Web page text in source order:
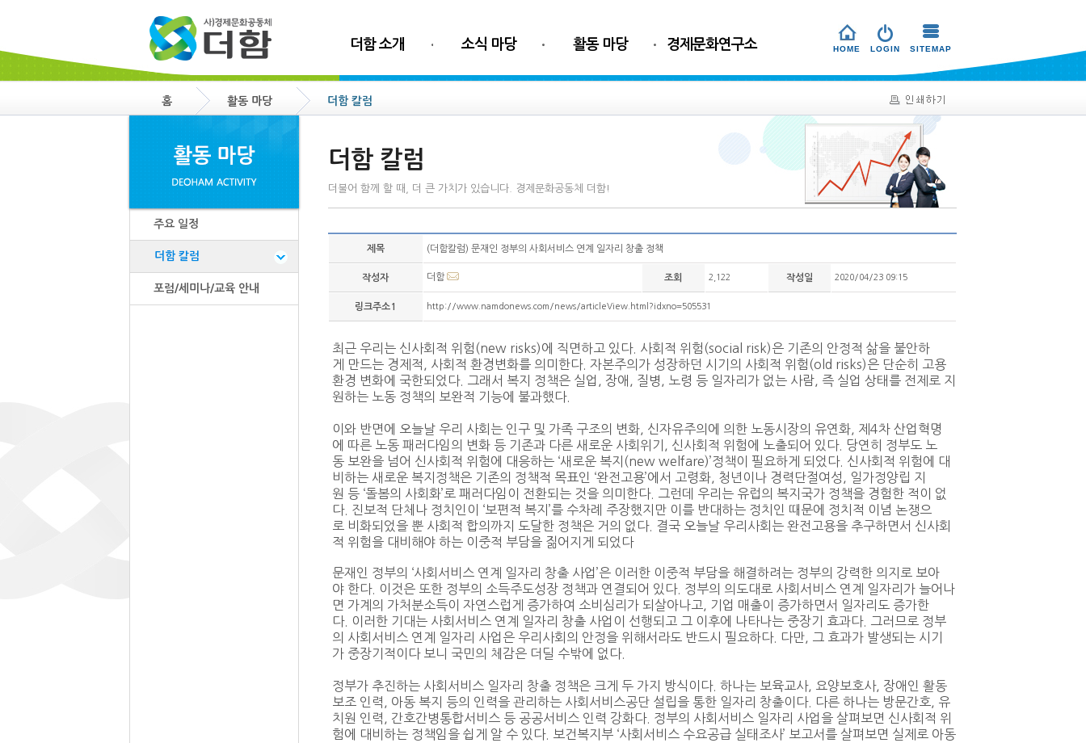
HOME LOGIN SITEMAP
더함 소개 소식 마당 활동 마당 경제문화연구소
홈 활동 마당 더함 칼럼
주요 일정
더함 칼럼
포럼/세미나/교육 안내
더함 칼럼
더불어 함께 할 때, 더 큰 가치가 있습니다. 경제문화공동체 더함!
제목 (더함칼럼) 문재인 정부의 사회서비스 연계 일자리 창출 정책
작성자 더함 조회 2,122 작성일 2020/04/23 09:15
링크주소1 http://www.namdonews.com/news/articleView.html?idxno=505531
최근 우리는 신사회적 위험(new risks)에 직면하고 있다. 사회적 위험(social risk)은 기존의 안정적 삶을 불안하
게 만드는 경제적, 사회적 환경변화를 의미한다. 자본주의가 성장하던 시기의 사회적 위험(old risks)은 단순히 고용
환경 변화에 국한되었다. 그래서 복지 정책은 실업, 장애, 질병, 노령 등 일자리가 없는 사람, 즉 실업 상태를 전제로 지
원하는 노동 정책의 보완적 기능에 불과했다.
이와 반면에 오늘날 우리 사회는 인구 및 가족 구조의 변화, 신자유주의에 의한 노동시장의 유연화, 제4차 산업혁명
에 따른 노동 패러다임의 변화 등 기존과 다른 새로운 사회위기, 신사회적 위험에 노출되어 있다. 당연히 정부도 노
동 보완을 넘어 신사회적 위험에 대응하는 ‘새로운 복지(new welfare)’정책이 필요하게 되었다. 신사회적 위험에 대
비하는 새로운 복지정책은 기존의 정책적 목표인 ‘완전고용’에서 고령화, 청년이나 경력단절여성, 일가정양립 지
원 등 ‘돌봄의 사회화’로 패러다임이 전환되는 것을 의미한다. 그런데 우리는 유럽의 복지국가 정책을 경험한 적이 없
다. 진보적 단체나 정치인이 ‘보편적 복지’를 수차례 주장했지만 이를 반대하는 정치인 때문에 정치적 이념 논쟁으
로 비화되었을 뿐 사회적 합의까지 도달한 정책은 거의 없다. 결국 오늘날 우리사회는 완전고용을 추구하면서 신사회
적 위험을 대비해야 하는 이중적 부담을 짊어지게 되었다
문재인 정부의 ‘사회서비스 연계 일자리 창출 사업’은 이러한 이중적 부담을 해결하려는 정부의 강력한 의지로 보아
야 한다. 이것은 또한 정부의 소득주도성장 정책과 연결되어 있다. 정부의 의도대로 사회서비스 연계 일자리가 늘어나
면 가계의 가처분소득이 자연스럽게 증가하여 소비심리가 되살아나고, 기업 매출이 증가하면서 일자리도 증가한
다. 이러한 기대는 사회서비스 연계 일자리 창출 사업이 선행되고 그 이후에 나타나는 중장기 효과다. 그러므로 정부
의 사회서비스 연계 일자리 사업은 우리사회의 안정을 위해서라도 반드시 필요하다. 다만, 그 효과가 발생되는 시기
가 중장기적이다 보니 국민의 체감은 더딜 수밖에 없다.
정부가 추진하는 사회서비스 일자리 창출 정책은 크게 두 가지 방식이다. 하나는 보육교사, 요양보호사, 장애인 활동
보조 인력, 아동 복지 등의 인력을 관리하는 사회서비스공단 설립을 통한 일자리 창출이다. 다른 하나는 방문간호, 유
치원 인력, 간호간병통합서비스 등 공공서비스 인력 강화다. 정부의 사회서비스 일자리 사업을 살펴보면 신사회적 위
험에 대비하는 정책임을 쉽게 알 수 있다. 보건복지부 ‘사회서비스 수요공급 실태조사’ 보고서를 살펴보면 실제로 아동